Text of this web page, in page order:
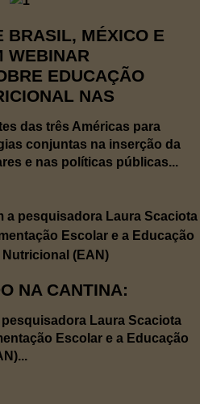
BRASIL, MÉXICO E
WEBINAR
EDUCAÇÃO
NAS
das três Américas para
conjuntas na inserção da
e nas políticas públicas...
NA CANTINA:
Laura Scaciota
Escolar e a Educação